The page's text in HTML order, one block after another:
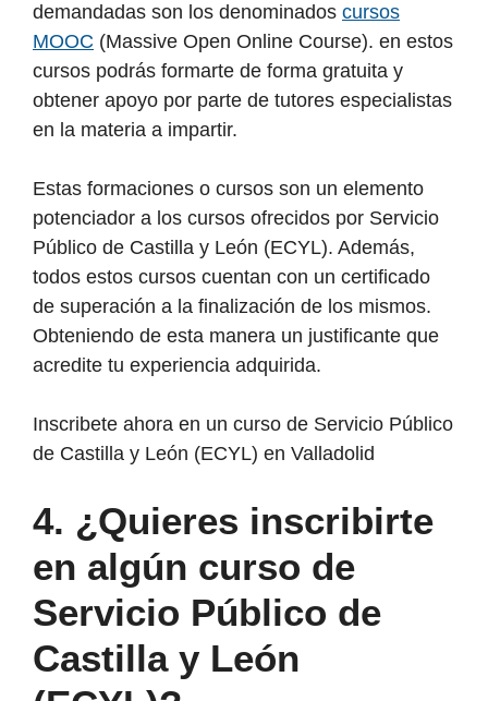
demandadas son los denominados cursos
MOOC (Massive Open Online Course). en estos
cursos podrás formarte de forma gratuita y
obtener apoyo por parte de tutores especialistas
en la materia a impartir.
Estas formaciones o cursos son un elemento
potenciador a los cursos ofrecidos por Servicio
Público de Castilla y León (ECYL). Además,
todos estos cursos cuentan con un certificado
de superación a la finalización de los mismos.
Obteniendo de esta manera un justificante que
acredite tu experiencia adquirida.
Inscribete ahora en un curso de Servicio Público
de Castilla y León (ECYL) en Valladolid
4. ¿Quieres inscribirte
en algún curso de
Servicio Público de
Castilla y León